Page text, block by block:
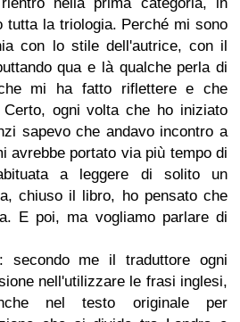
tutta la triologia. Perché mi sono
con lo stile dell'autrice, con il
qua e là qualche perla di
mi ha fatto riflettere e che
Certo, ogni volta che ho iniziato
sapevo che andavo incontro a
avrebbe portato via più tempo di
a leggere di solito un
chiuso il libro, ho pensato che
E poi, ma vogliamo parlare di
secondo me il traduttore ogni
nell'utilizzare le frasi inglesi,
nel testo originale per